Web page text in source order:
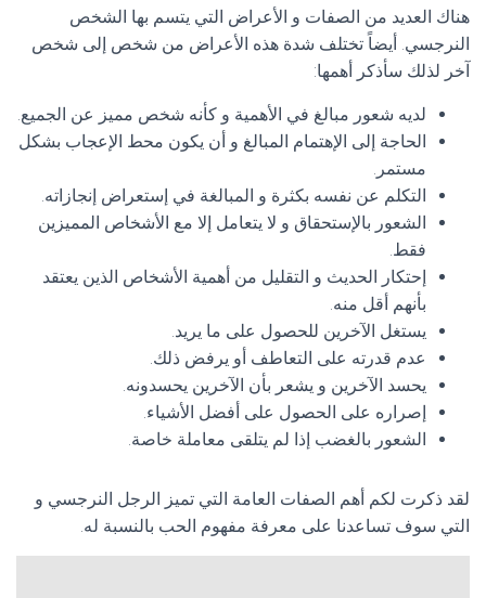
هناك العديد من الصفات و الأعراض التي يتسم بها الشخص
النرجسي. أيضاً تختلف شدة هذه الأعراض من شخص إلى شخص
آخر لذلك سأذكر أهمها:
لديه شعور مبالغ في الأهمية و كأنه شخص مميز عن الجميع.
الحاجة إلى الإهتمام المبالغ و أن يكون محط الإعجاب بشكل
مستمر.
التكلم عن نفسه بكثرة و المبالغة في إستعراض إنجازاته.
الشعور بالإستحقاق و لا يتعامل إلا مع الأشخاص المميزين
فقط.
إحتكار الحديث و التقليل من أهمية الأشخاص الذين يعتقد
بأنهم أقل منه.
يستغل الآخرين للحصول على ما يريد.
عدم قدرته على التعاطف أو يرفض ذلك.
يحسد الآخرين و يشعر بأن الآخرين يحسدونه.
إصراره على الحصول على أفضل الأشياء.
الشعور بالغضب إذا لم يتلقى معاملة خاصة.
لقد ذكرت لكم أهم الصفات العامة التي تميز الرجل النرجسي و
التي سوف تساعدنا على معرفة مفهوم الحب بالنسبة له.